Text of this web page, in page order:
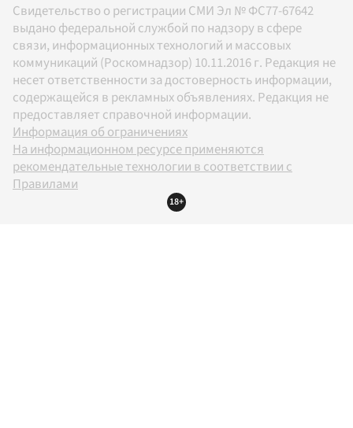
Свидетельство о регистрации СМИ Эл № ФС77-67642
выдано федеральной службой по надзору в сфере
связи, информационных технологий и массовых
коммуникаций (Роскомнадзор) 10.11.2016 г. Редакция не
несет ответственности за достоверность информации,
содержащейся в рекламных объявлениях. Редакция не
предоставляет справочной информации.
Информация об ограничениях
На информационном ресурсе применяются
рекомендательные технологии в соответствии с
Правилами
18+